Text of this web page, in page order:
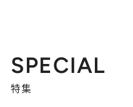
SPECIAL
特集